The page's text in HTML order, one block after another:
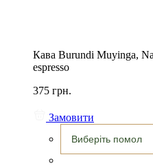
Кава Burundi Muyinga,
espresso
375 грн.
Замовити